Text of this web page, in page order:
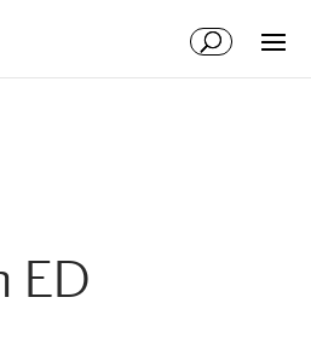
ED